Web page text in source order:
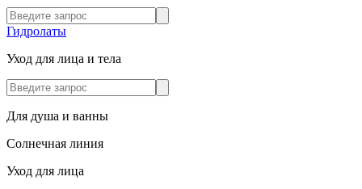
Гидролаты
Уход для лица и тела
Для душа и ванны
Солнечная линия
Уход для лица